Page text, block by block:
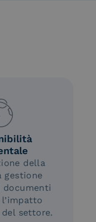
della
gestione
documenti
settore.